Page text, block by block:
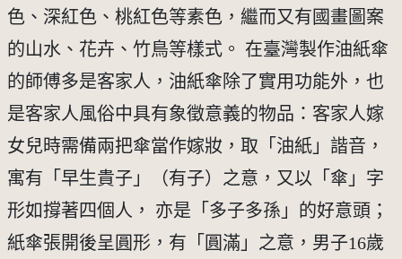
色、深紅色、桃紅色等素色，繼而又有國畫圖案
的山水、花卉、竹鳥等樣式。 在臺灣製作油紙傘
的師傅多是客家人，油紙傘除了實用功能外，也
是客家人風俗中具有象徵意義的物品：客家人嫁
女兒時需備兩把傘當作嫁妝，取「油紙」諧音，
寓有「早生貴子」（有子）之意，又以「傘」字
形如撐著四個人， 亦是「多子多孫」的好意頭；
紙傘張開後呈圓形，有「圓滿」之意，男子16歲